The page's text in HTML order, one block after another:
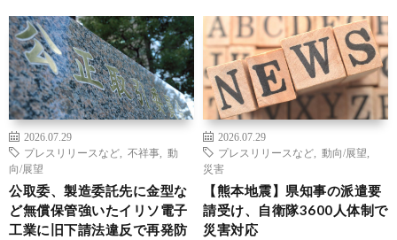
2026.07.29
プレスリリースなど
不祥事
動
向/展望
公取委、製造委託先に金型な
ど無償保管強いたイリソ電子
工業に旧下請法違反で再発防
2026.07.29
プレスリリースなど
動向/展望
災害
【熊本地震】県知事の派遣要
請受け、自衛隊3600人体制で
災害対応